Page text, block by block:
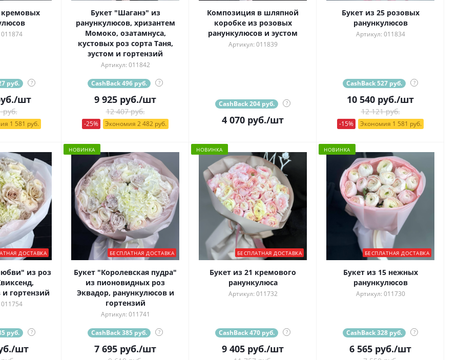
кремовых
руб. ?
/шт
руб.
1 581 руб.
Букет "Шаганэ" из
ранункулюсов, хризантем
Момоко, озатамнуса,
кустовых роз сорта Таня,
эустом и гортензий
Артикул: 011842
CashBack 496 руб. ?
9 925 руб./шт
12 407 руб.
-25% Экономия 2 482 руб.
Композиция в шляпной
коробке из розовых
ранункулюсов и эустом
Артикул: 011839
CashBack 204 руб. ?
4 070 руб./шт
Букет из 25 розовых
ранункулюсов
Артикул: 011834
CashBack 527 руб. ?
10 540 руб./шт
12 121 руб.
-15% Экономия 1 581 руб.
ДОСТАВКА
из роз
гортензий
руб. ?
/шт
НОВИНКА
БЕСПЛАТНАЯ ДОСТАВКА
Букет "Королевская пудра"
из пионовидных роз
Эквадор, ранункулюсов и
гортензий
Артикул: 011741
CashBack 385 руб. ?
7 695 руб./шт
НОВИНКА
БЕСПЛАТНАЯ ДОСТАВКА
Букет из 21 кремового
ранункулюса
Артикул: 011732
CashBack 470 руб. ?
9 405 руб./шт
НОВИНКА
БЕСПЛАТНАЯ ДОСТАВКА
Букет из 15 нежных
ранункулюсов
Артикул: 011730
CashBack 328 руб. ?
6 565 руб./шт